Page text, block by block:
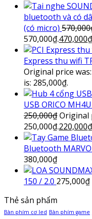
bluetooth và có
(có micro) 570,000
570,000₫.470,000₫
Express thu wifi
Original price
is: 285,000₫.
USB ORICO
250,000₫Original
250,000₫.220,000₫
Bluetooth
380,000₫
150 / 2.0 275,000₫
Thẻ sản phẩm
Bàn phím cơ led Bàn phím game